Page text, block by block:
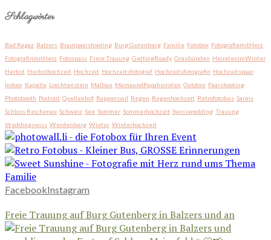
Schlagwörter
Bad Ragaz Balzers Brautpaarshooting Burg Gutenberg Familie Fotobox FotografiemitHerz
FotografinmitHerz Fotospass Freie Trauung GettingReady Graubünden HeiratenimWinter
Herbst Herbsthochzeit Hochzeit Hochzeitsfotograf Hochzeitsfotografin Hochzeitspaar
Indoor Kapelle Liechtenstein Malbun MamaundPapaheiraten Outdoor Paarshooting
Photobooth Portrait Quellenhof Rapperswil Regen Regenhochzeit Retrofotobus Sareis
Schloss Reichenau Schweiz See Sommer Sommerhochzeit Swisswedding Trauung
Weddingswiss Werdenberg Winter Winterhochzeit
FacebookInstagram
Freie Trauung auf Burg Gutenberg in Balzers und an